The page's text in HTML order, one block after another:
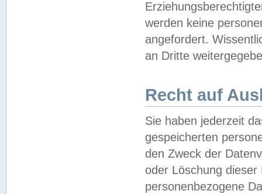
werden keine
angefordert.
an Dritte
Recht auf
Sie haben jederzeit
gespeicherten
den Zweck der
oder Löschung
personenbezogene